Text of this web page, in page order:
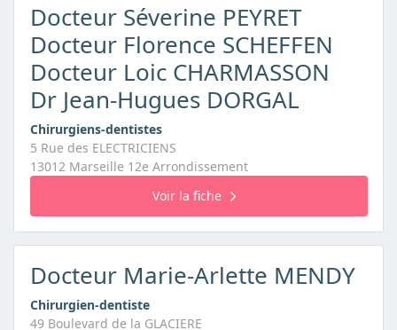
Docteur Séverine PEYRET
Docteur Florence SCHEFFEN
Docteur Loic CHARMASSON
Dr Jean-Hugues DORGAL
Chirurgiens-dentistes
5 Rue des ELECTRICIENS
13012 Marseille 12e Arrondissement
Voir la fiche
Docteur Marie-Arlette MENDY
Chirurgien-dentiste
49 Boulevard de la GLACIERE